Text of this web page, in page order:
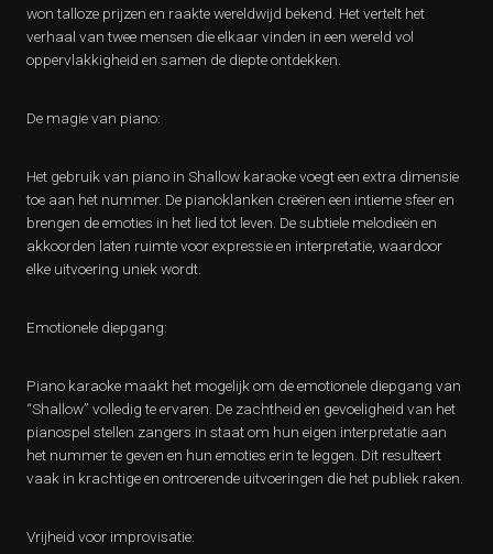
won talloze prijzen en raakte wereldwijd bekend. Het vertelt het
verhaal van twee mensen die elkaar vinden in een wereld vol
oppervlakkigheid en samen de diepte ontdekken.
De magie van piano:
Het gebruik van piano in Shallow karaoke voegt een extra dimensie
toe aan het nummer. De pianoklanken creëren een intieme sfeer en
brengen de emoties in het lied tot leven. De subtiele melodieën en
akkoorden laten ruimte voor expressie en interpretatie, waardoor
elke uitvoering uniek wordt.
Emotionele diepgang:
Piano karaoke maakt het mogelijk om de emotionele diepgang van
“Shallow” volledig te ervaren. De zachtheid en gevoeligheid van het
pianospel stellen zangers in staat om hun eigen interpretatie aan
het nummer te geven en hun emoties erin te leggen. Dit resulteert
vaak in krachtige en ontroerende uitvoeringen die het publiek raken.
Vrijheid voor improvisatie: